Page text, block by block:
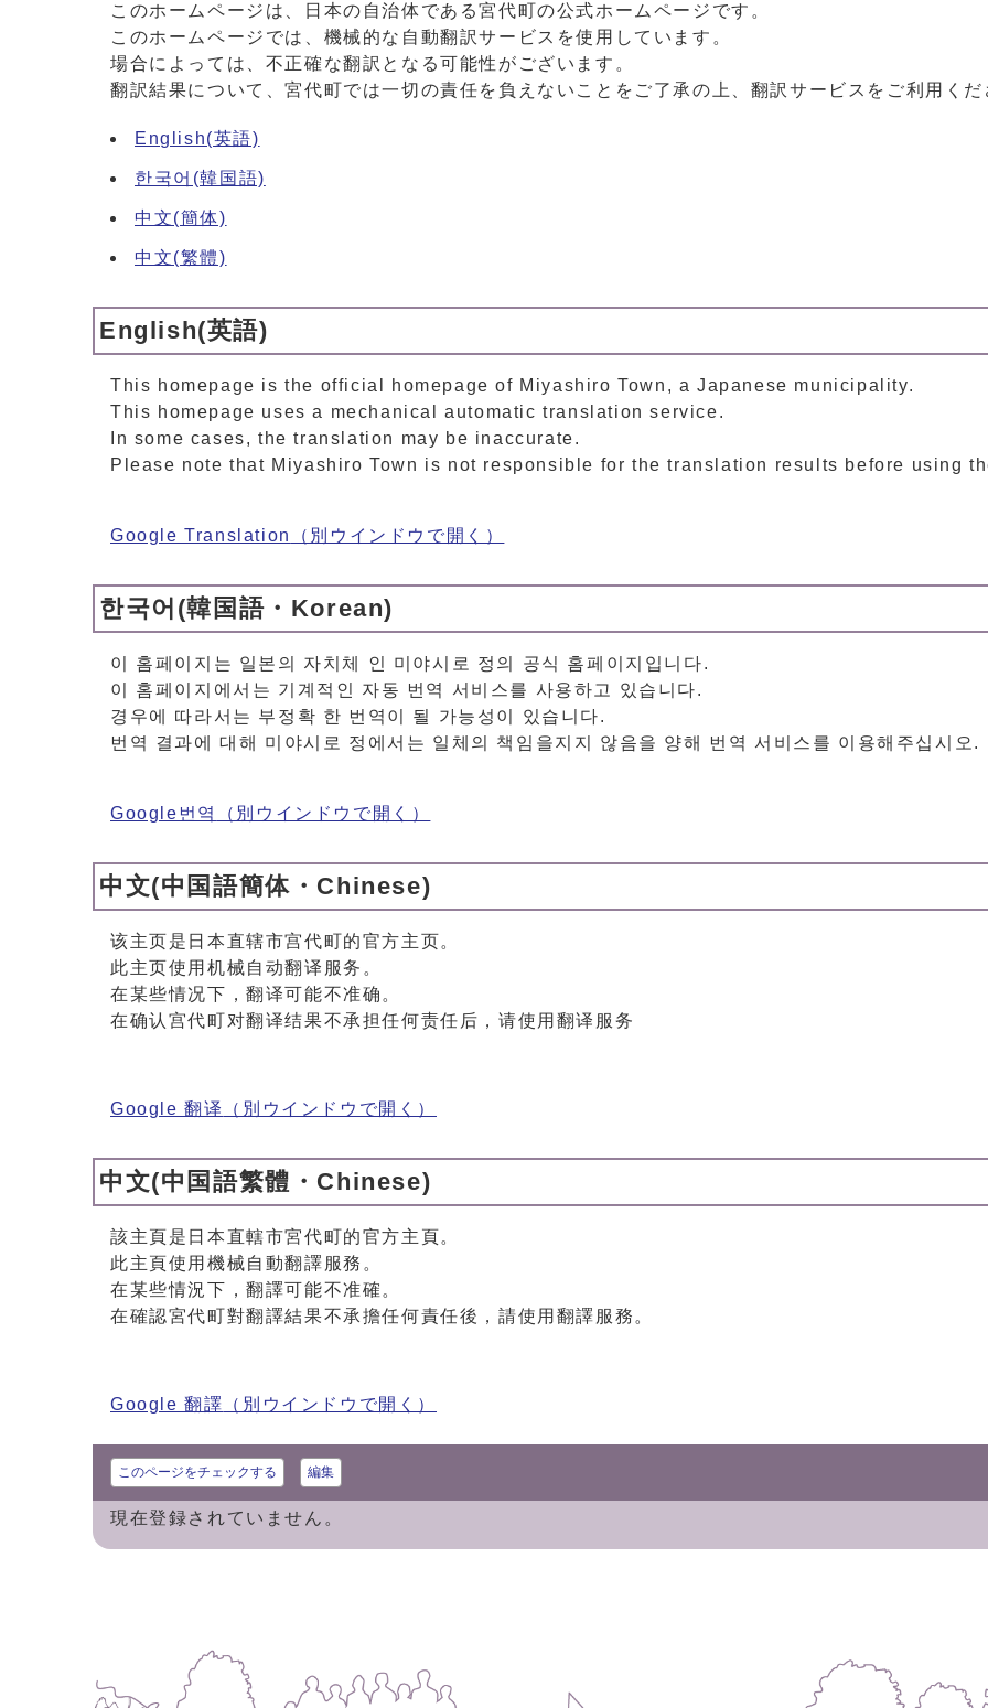
このホームページは、日本の自治体である宮代町の公式ホームページです。
このホームページでは、機械的な自動翻訳サービスを使用しています。
場合によっては、不正確な翻訳となる可能性がございます。
翻訳結果について、宮代町では一切の責任を負えないことをご了承の上、翻訳サービスをご利用くだ
English(英語)
한국어(韓国語)
中文(簡体)
中文(繁體)
English(英語)
This homepage is the official homepage of Miyashiro Town, a Japanese municipality.
This homepage uses a mechanical automatic translation service.
In some cases, the translation may be inaccurate.
Please note that Miyashiro Town is not responsible for the translation results before using
Google Translation （別ウインドウで開く）
한국어(韓国語・Korean)
이 홈페이지는 일본의 자치체 인 미야시로 정의 공식 홈페이지입니다.
이 홈페이지에서는 기계적인 자동 번역 서비스를 사용하고 있습니다.
경우에 따라서는 부정확 한 번역이 될 가능성이 있습니다.
번역 결과에 대해 미야시로 정에서는 일체의 책임을지지 않음을 양해 번역 서비스를 이용해주십시오.
Google번역 （別ウインドウで開く）
中文(中国語簡体・Chinese)
该主页是日本直辖市宫代町的官方主页。
此主页使用机械自动翻译服务。
在某些情况下，翻译可能不准确。
在确认宫代町对翻译结果不承担任何责任后，请使用翻译服务
Google 翻译 （別ウインドウで開く）
中文(中国語繁體・Chinese)
該主頁是日本直轄市宮代町的官方主頁。
此主頁使用機械自動翻譯服務。
在某些情況下，翻譯可能不准確。
在確認宮代町對翻譯結果不承擔任何責任後，請使用翻譯服務。
Google 翻譯 （別ウインドウで開く）
このページをチェックする 編集
現在登録されていません。